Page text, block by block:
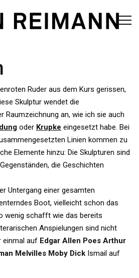
Ruder aus dem Kurs gerissen,
Skulptur wendet die
Raumzeichnung an, wie ich sie auch
oder Krupke eingesetzt habe. Bei
Linien kommen zu
Elemente hinzu: Die Skulpturen sind
die Geschichten
Untergang einer gesamten
Boot, vielleicht schon das
wenig schafft wie das bereits
Anspielungen sind nicht
einmal auf Edgar Allen Poes Arthur
Melvilles Moby Dick Ismail auf